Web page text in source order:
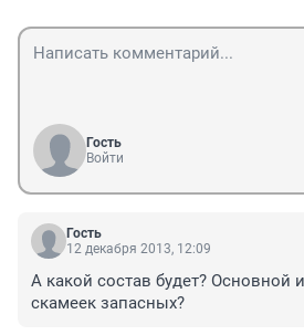
Гость
Войти
Гость
12 декабря 2013, 12:09
А какой состав будет? Основной
скамеек запасных?